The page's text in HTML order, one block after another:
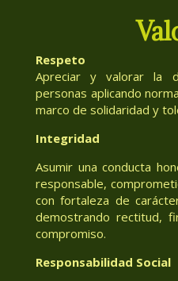
Respeto
Apreciar y valorar la
personas aplicando
marco de solidaridad y
Integridad
Asumir una conducta
responsable,
con fortaleza de
demostrando rectitud,
compromiso.
Responsabilidad Social